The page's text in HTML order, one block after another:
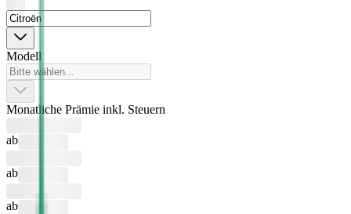
Modell
Monatliche Prämie inkl. Steuern
ab
ab
ab